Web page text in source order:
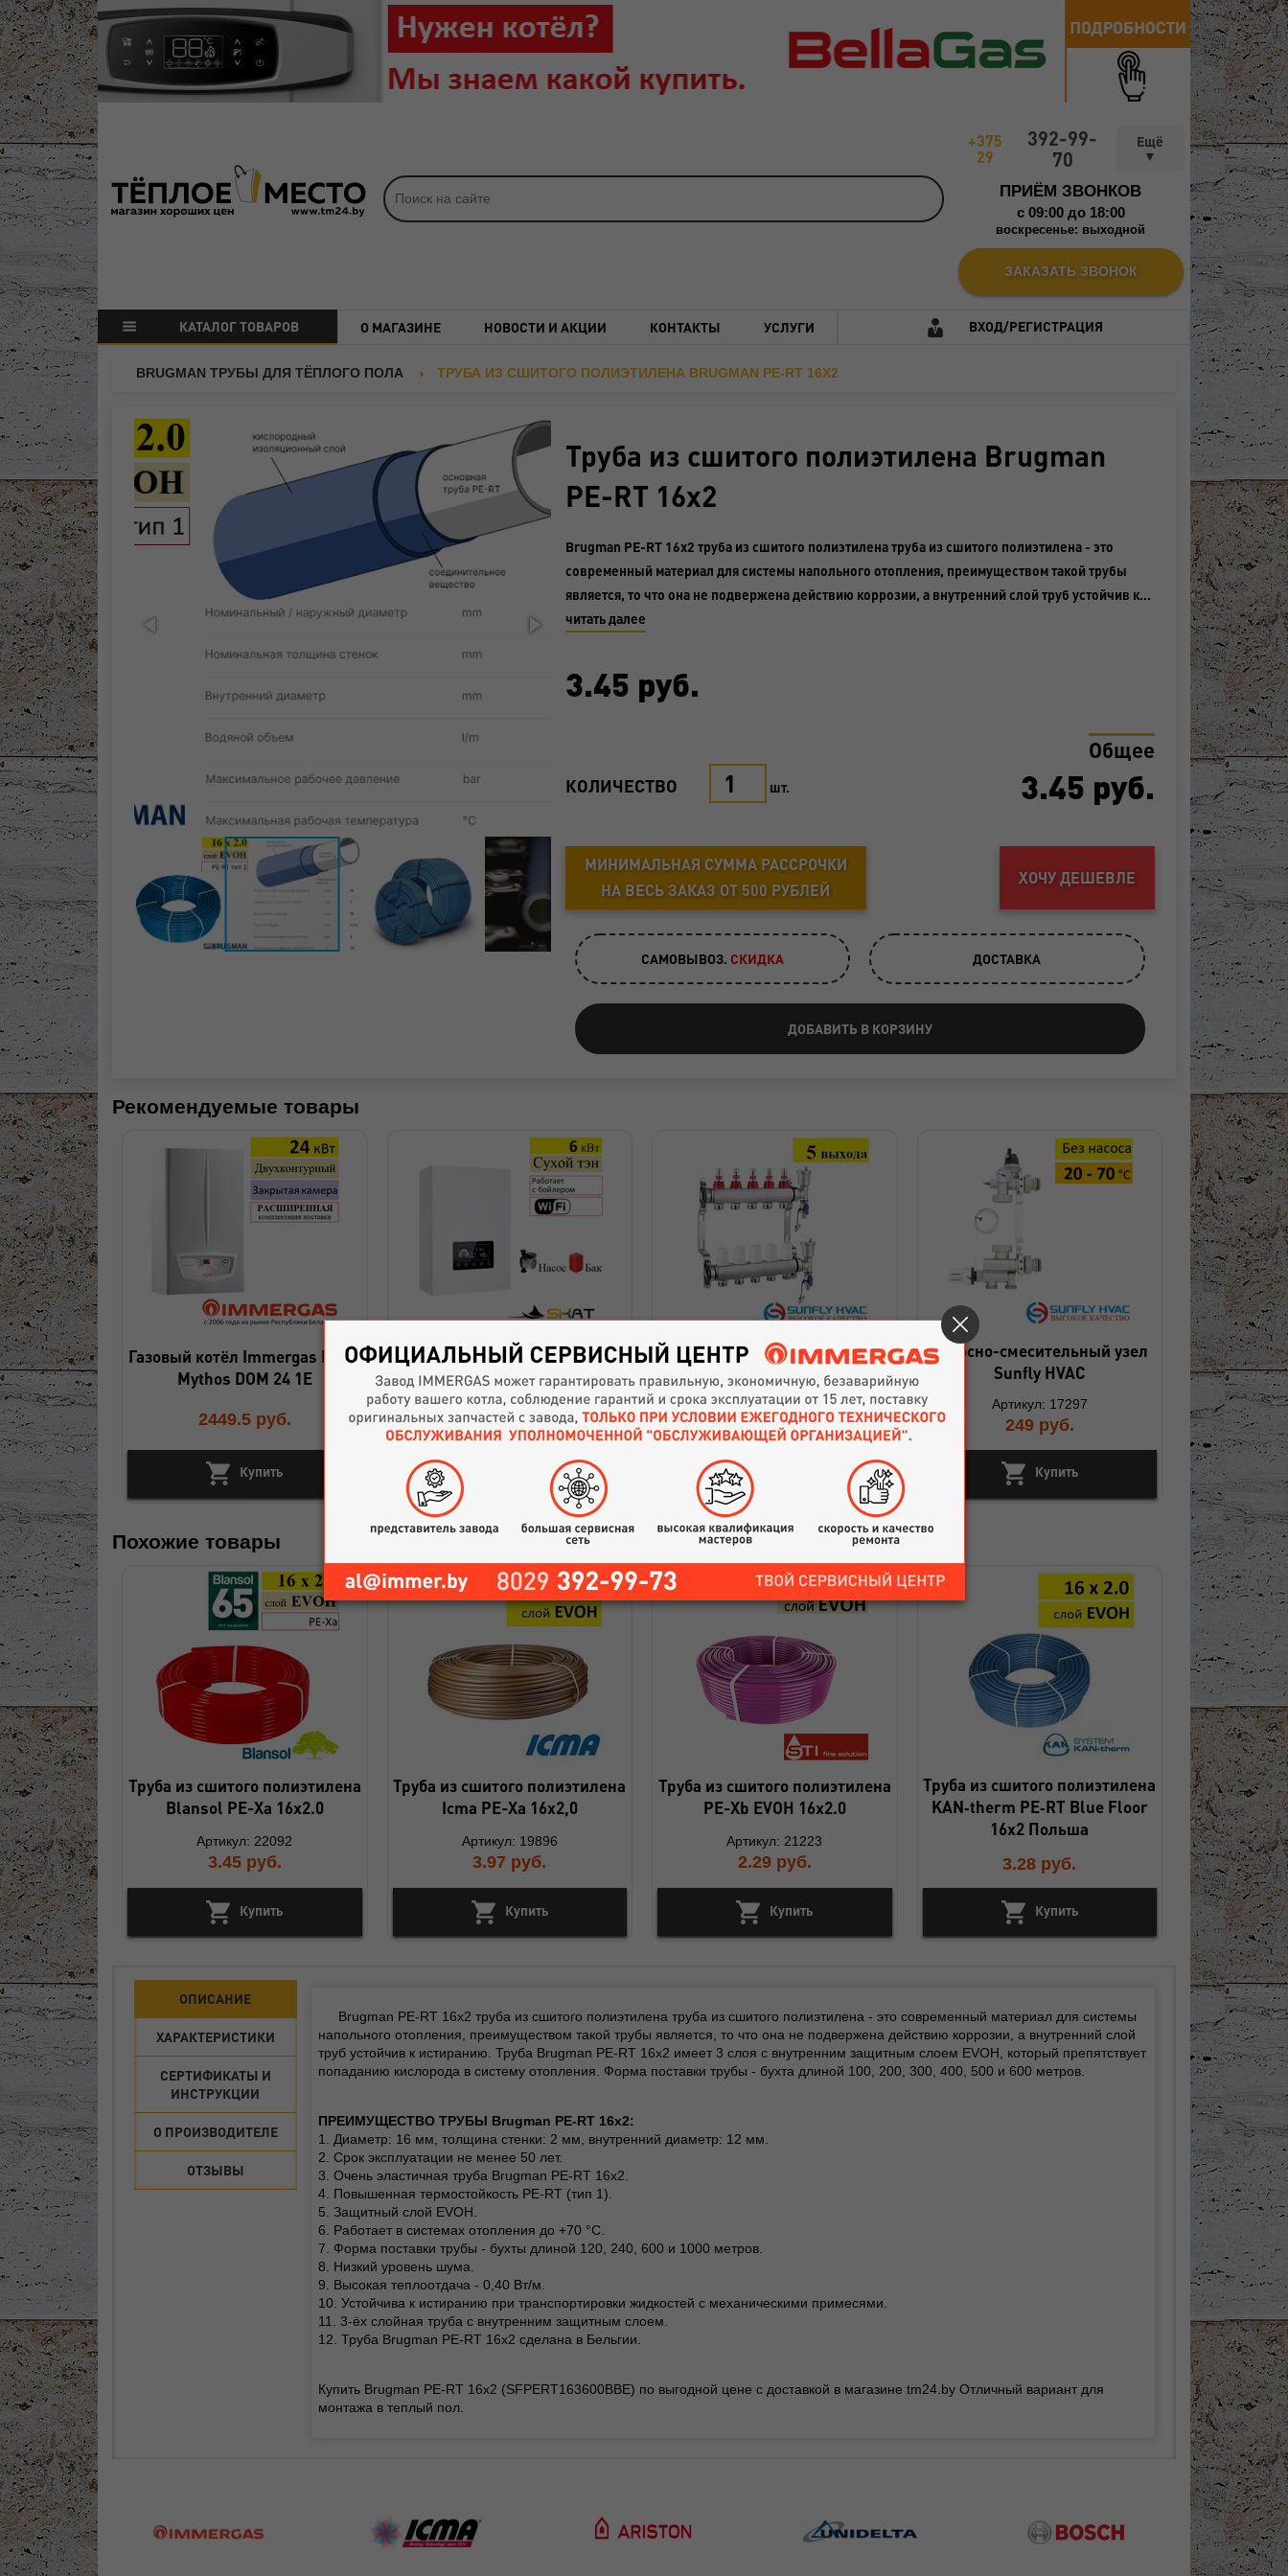
+375
29
392-99-
70
ПРИЁМ ЗВОНКОВ
c 09:00 до 18:00
воскресенье: выходной
ЗАКАЗАТЬ ЗВОНОК
КАТАЛОГ ТОВАРОВ О МАГАЗИНЕ НОВОСТИ И АКЦИИ КОНТАКТЫ УСЛУГИ ВХОД/РЕГИСТРАЦИЯ
BRUGMAN ТРУБЫ ДЛЯ ТЁПЛОГО ПОЛА ТРУБА ИЗ СШИТОГО ПОЛИЭТИЛЕНА BRUGMAN PE-RT 16X2
Труба из сшитого полиэтилена Brugman
PE-RT 16x2
Brugman PE-RT 16x2 труба из сшитого полиэтилена труба из сшитого полиэтилена - это
современный материал для системы напольного отопления, преимуществом такой трубы
является, то что она не подвержена действию коррозии, а внутренний слой труб устойчив к…
читать далее
3.45 руб.
КОЛИЧЕСТВО шт.
Общее
3.45 руб.
МИНИМАЛЬНАЯ СУММА РАССРОЧКИ
НА ВЕСЬ ЗАКАЗ ОТ 500 РУБЛЕЙ
ХОЧУ ДЕШЕВЛЕ
САМОВЫВОЗ. CКИДКА ДОСТАВКА
ДОБАВИТЬ В КОРЗИНУ
Рекомендуемые товары
Газовый котёл Immergas EOLO
Mythos DOM 24 1E
2449.5 руб.
Купить
Котёл электрический Skat
Plus 6
1710 руб.
Гребёнка для тёплого пола
Sunfly Plus, 5 выходов
Артикул: 20140
288 руб.
Насосно-смесительный узел
Sunfly HVAC
Артикул: 17297
249 руб.
Купить
Похожие товары
Труба из сшитого полиэтилена
Blansol PE-Xa 16х2.0
Артикул: 22092
3.45 руб.
Купить
Труба из сшитого полиэтилена
Icma PE-Xa 16х2,0
Артикул: 19896
3.97 руб.
Купить
Труба из сшитого полиэтилена
PE-Xb EVOH 16х2.0
Артикул: 21223
2.29 руб.
Купить
Труба из сшитого полиэтилена
KAN‑therm PE‑RT Blue Floor
16х2 Польша
3.28 руб.
Купить
ОПИСАНИЕ
ХАРАКТЕРИСТИКИ
СЕРТИФИКАТЫ И
ИНСТРУКЦИИ
О ПРОИЗВОДИТЕЛЕ
ОТЗЫВЫ
Brugman PE-RT 16x2 труба из сшитого полиэтилена труба из сшитого полиэтилена - это современный материал для системы
напольного отопления, преимуществом такой трубы является, то что она не подвержена действию коррозии, а внутренний слой
труб устойчив к истиранию. Труба Brugman PE-RT 16x2 имеет 3 слоя с внутренним защитным слоем EVOH, который препятствует
попаданию кислорода в систему отопления. Форма поставки трубы - бухта длиной 100, 200, 300, 400, 500 и 600 метров.
ПРЕИМУЩЕСТВО ТРУБЫ Brugman PE-RT 16x2:
1. Диаметр: 16 мм, толщина стенки: 2 мм, внутренний диаметр: 12 мм.
2. Срок эксплуатации не менее 50 лет.
3. Очень эластичная труба Brugman PE-RT 16x2.
4. Повышенная термостойкость PE-RT (тип 1).
5. Защитный слой EVOH.
6. Работает в системах отопления до +70 °С.
7. Форма поставки трубы - бухты длиной 120, 240, 600 и 1000 метров.
8. Низкий уровень шума.
9. Высокая теплоотдача - 0,40 Вт/м.
10. Устойчива к истиранию при транспортировки жидкостей с механическими примесями.
11. 3-ёх слойная труба с внутренним защитным слоем.
12. Труба Brugman PE-RT 16x2 сделана в Бельгии.
Купить Brugman PE-RT 16x2 (SFPERT163600BBE) по выгодной цене с доставкой в магазине tm24.by Отличный вариант для
монтажа в теплый пол.